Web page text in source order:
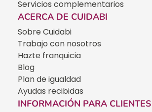
Servicios complementarios
ACERCA DE CUIDABI
Sobre Cuidabi
Trabajo con nosotros
Hazte franquicia
Blog
Plan de igualdad
Ayudas recibidas
INFORMACIÓN PARA CLIENTES